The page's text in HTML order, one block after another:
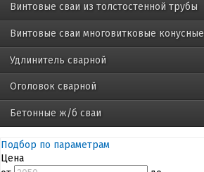
Винтовые сваи из толстостенной трубы
Винтовые сваи многовитковые конусные
Удлинитель сварной
Оголовок сварной
Бетонные ж/б сваи
Подбор по параметрам
Цена